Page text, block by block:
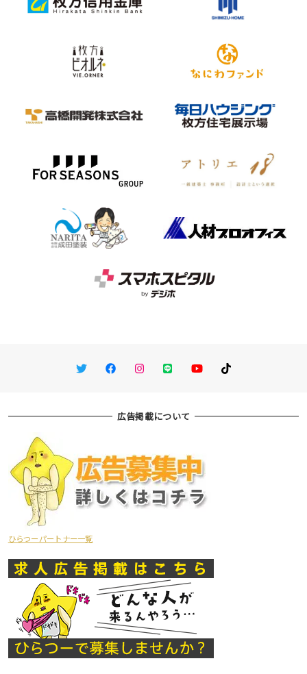
TwitterFacebookInstagram
LINE You TubeTikTok
広告掲載について
ひらつーパートナー一覧